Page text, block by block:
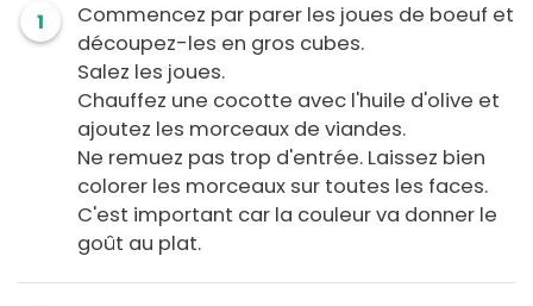
1
Commencez par parer les joues de boeuf et
découpez-les en gros cubes.
Salez les joues.
Chauffez une cocotte avec l'huile d'olive et
ajoutez les morceaux de viandes.
Ne remuez pas trop d'entrée. Laissez bien
colorer les morceaux sur toutes les faces.
C'est important car la couleur va donner le
goût au plat.